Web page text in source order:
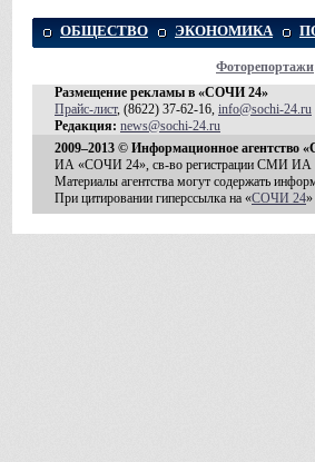
ОБЩЕСТВО ЭКОНОМИКА
Фоторепортажи
Размещение рекламы в «СОЧИ 24»
Прайс-лист, (8622) 37-62-16, info@sochi-24.ru
Редакция: news@sochi-24.ru
2009–2013 © Информационное агентство
ИА «СОЧИ 24», св-во регистрации СМИ
Материалы агентства могут содержать
При цитировании гиперссылка на «СОЧИ 24»